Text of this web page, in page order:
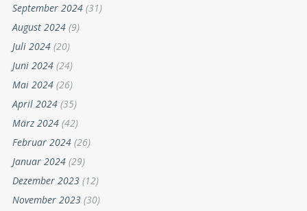
September 2024 (31)
August 2024 (9)
Juli 2024 (20)
Juni 2024 (24)
Mai 2024 (26)
April 2024 (35)
März 2024 (42)
Februar 2024 (26)
Januar 2024 (29)
Dezember 2023 (12)
November 2023 (30)